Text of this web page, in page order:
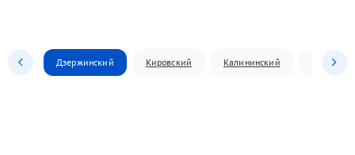
Дзержинский Кировский Калининский